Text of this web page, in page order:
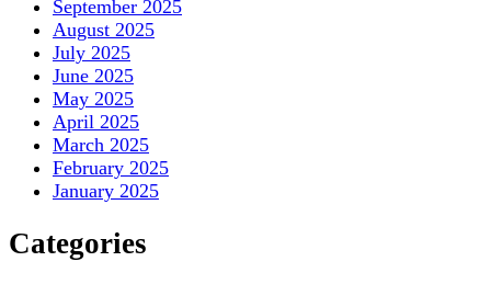
September 2025
August 2025
July 2025
June 2025
May 2025
April 2025
March 2025
February 2025
January 2025
Categories